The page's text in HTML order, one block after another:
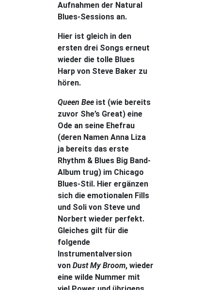
Aufnahmen der Natural
Blues-Sessions an.
Hier ist gleich in den
ersten drei Songs erneut
wieder die tolle Blues
Harp von Steve Baker zu
hören.
Queen Bee ist (wie bereits
zuvor She’s Great) eine
Ode an seine Ehefrau
(deren Namen Anna Liza
ja bereits das erste
Rhythm & Blues Big Band-
Album trug) im Chicago
Blues-Stil. Hier ergänzen
sich die emotionalen Fills
und Soli von Steve und
Norbert wieder perfekt.
Gleiches gilt für die
folgende
Instrumentalversion
von Dust My Broom, wieder
eine wilde Nummer mit